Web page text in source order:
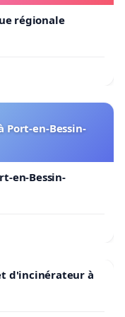
cela arrive,
policieres
waren op 1mei
régionale
en-Bessin-
en-Bessin-
d'incinérateur à